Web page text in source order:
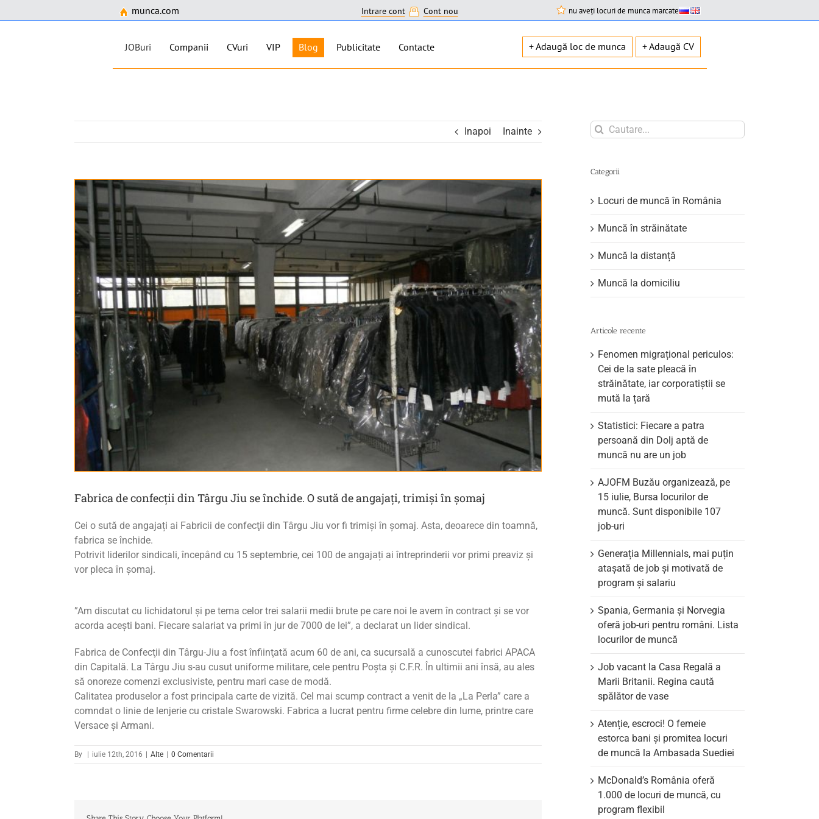
munca.com Intrare cont Cont nou nu aveți locuri de munca marcate
JOBuri Companii CVuri VIP Blog Publicitate Contacte + Adaugă loc de munca + Adaugă CV
Inapoi Inainte
View
Larger
Image
Fabrica de confecţii din Târgu Jiu se închide. O sută de angajați, trimiși în șomaj
Cei o sută de angajați ai Fabricii de confecţii din Târgu Jiu vor fi trimiși în șomaj. Asta, deoarece din toamnă,
fabrica se închide.
Potrivit liderilor sindicali, începând cu 15 septembrie, cei 100 de angajați ai întreprinderii vor primi preaviz şi
vor pleca în şomaj.
”Am discutat cu lichidatorul şi pe tema celor trei salarii medii brute pe care noi le avem în contract şi se vor
acorda aceşti bani. Fiecare salariat va primi în jur de 7000 de lei”, a declarat un lider sindical.
Fabrica de Confecţii din Târgu-Jiu a fost înfiinţată acum 60 de ani, ca sucursală a cunoscutei fabrici APACA
din Capitală. La Târgu Jiu s-au cusut uniforme militare, cele pentru Poşta şi C.F.R. În ultimii ani însă, au ales
să onoreze comenzi exclusiviste, pentru mari case de modă.
Calitatea produselor a fost principala carte de vizită. Cel mai scump contract a venit de la „La Perla” care a
comndat o linie de lenjerie cu cristale Swarowski. Fabrica a lucrat pentru firme celebre din lume, printre care
Versace și Armani.
By iulie 12th, 2016 Alte 0 Comentarii
Search
for:
Categorii
Locuri de muncă în România
Muncă în străinătate
Muncă la distanță
Muncă la domiciliu
Articole recente
Fenomen migrațional periculos:
Cei de la sate pleacă în
străinătate, iar corporatiștii se
mută la țară
Statistici: Fiecare a patra
persoană din Dolj aptă de
muncă nu are un job
AJOFM Buzău organizează, pe
15 iulie, Bursa locurilor de
muncă. Sunt disponibile 107
job-uri
Generația Millennials, mai puțin
atașată de job și motivată de
program și salariu
Spania, Germania și Norvegia
oferă job-uri pentru români. Lista
locurilor de muncă
Job vacant la Casa Regală a
Marii Britanii. Regina caută
spălător de vase
Atenție, escroci! O femeie
estorca bani și promitea locuri
de muncă la Ambasada Suediei
McDonald’s România oferă
1.000 de locuri de muncă, cu
program flexibil